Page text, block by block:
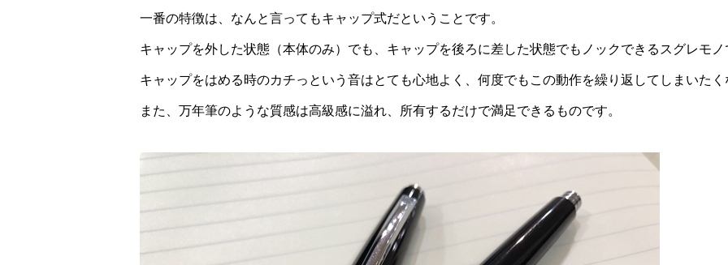
一番の特徴は、なんと言ってもキャップ式だということです。
キャップを外した状態（本体のみ）でも、キャップを後ろに差した状態でもノックできるスグレモノ
キャップをはめる時のカチっという音はとても心地よく、何度でもこの動作を繰り返してしまいた
また、万年筆のような質感は高級感に溢れ、所有するだけで満足できるものです。